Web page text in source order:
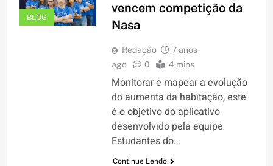
BLOG
vencem competição da
Nasa
Redação
7 anos
ago
0 4 mins
Monitorar e mapear a evolução
do aumenta da habitação, este
é o objetivo do aplicativo
desenvolvido pela equipe
Estudantes do…
Continue Lendo